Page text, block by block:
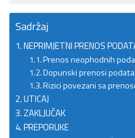
Sadržaj
NEPRIMJETNI PRENOS
Prenos neophodnih
Dopunski prenosi
Rizici povezani sa
UTICAJ
ZAKLJUČAK
PREPORUKE